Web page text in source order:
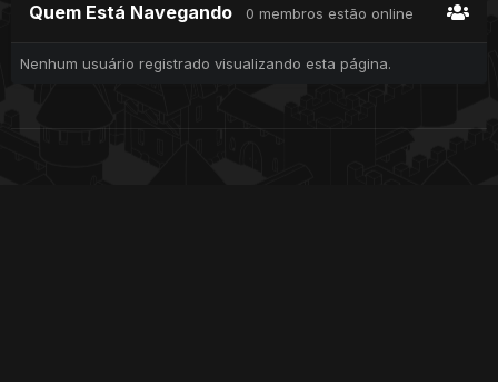
Quem Está Navegando 0 membros estão online
Nenhum usuário registrado visualizando esta página.